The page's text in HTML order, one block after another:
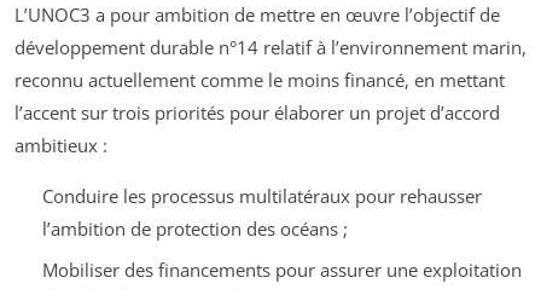
L’UNOC3 a pour ambition de mettre en œuvre l’objectif de
développement durable n°14 relatif à l’environnement marin,
reconnu actuellement comme le moins financé, en mettant
l’accent sur trois priorités pour élaborer un projet d’accord
ambitieux :
Conduire les processus multilatéraux pour rehausser
l’ambition de protection des océans ;
Mobiliser des financements pour assurer une exploitation